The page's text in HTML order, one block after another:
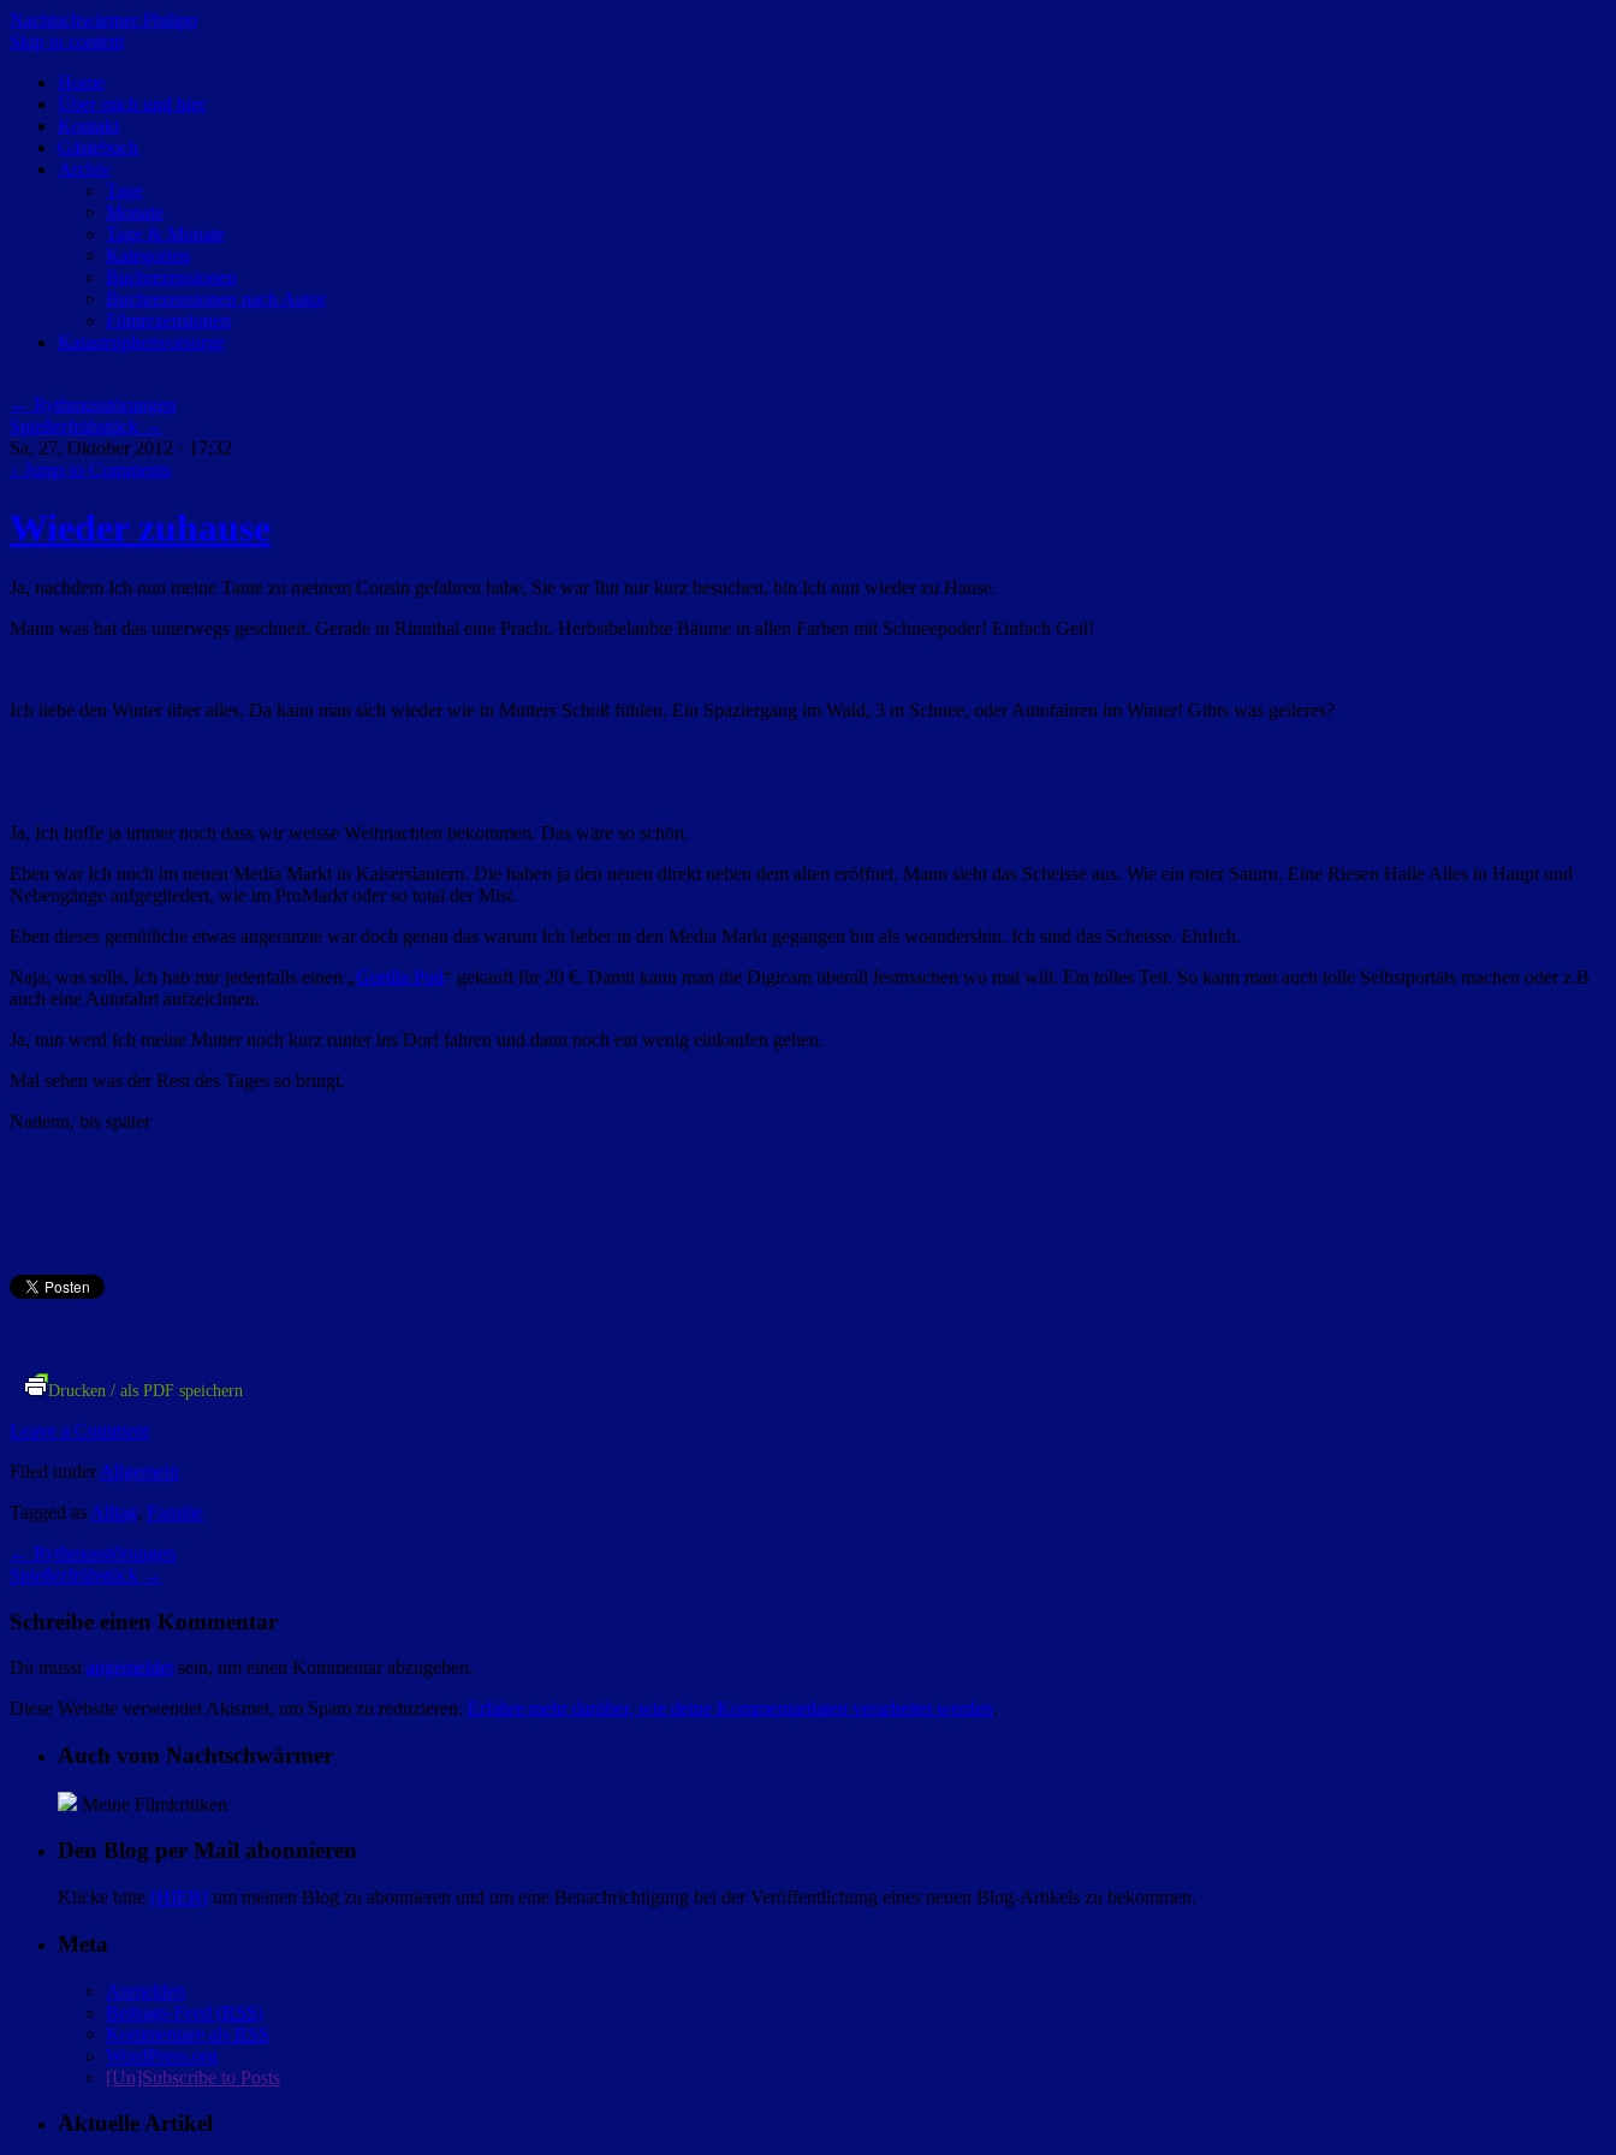
Nachtschwärmer Philipp
Skip to content
Home
Über mich und hier
Kontakt
Gästebuch
Archiv
Tage
Monate
Tage & Monate
Kategorien
Buchrezensionen
Buchrezensionen nach Autor
Filmrezensionen
Katastrophenvorsorge
← Rythmusstörungen
Spießerfrühstück →
Sa. 27. Oktober 2012 · 17:32
↓ Jump to Comments
Wieder zuhause
Ja, nachdem Ich nun meine Tante zu meinem Cousin gefahren habe, Sie war Ihn nur kurz besuchen, bin Ich nun wieder zu Hause.
Mann was hat das unterwegs geschneit. Gerade in Rinnthal eine Pracht. Herbstbelaubte Bäume in allen Farben mit Schneepuder! Einfach Geil!
Ich liebe den Winter über alles. Da kann man sich wieder wie in Mutters Schoß fühlen. Ein Spaziergang im Wald, 3 m Schnee, oder Autofahren im Winter! Gibts was geileres?
Ja, Ich hoffe ja immer noch dass wir weisse Weihnachten bekommen. Das wäre so schön.
Eben war Ich noch im neuen Media Markt in Kaiserslautern. Die haben ja den neuen direkt neben dem alten eröffnet. Mann sieht das Scheisse aus. Wie ein roter Saturn. Eine Riesen Halle Alles in Haupt und
Nebengänge aufgegliedert, wie im ProMarkt oder so total der Mist.
Eben dieses gemütliche etwas angeranzte war doch genau das warum Ich lieber in den Media Markt gegangen bin als woandershin. Ich sind das Scheisse. Ehrlich.
Naja, was solls. Ich hab mir jedenfalls einen „Gorilla Pod“ gekauft für 20 €. Damit kann man die Digicam überall festmachen wo mal will. Ein tolles Teil. So kann man auch tolle Selbstportäts machen oder z.B
auch eine Autofahrt aufzeichnen.
Ja, nun werd Ich meine Mutter noch kurz runter ins Dorf fahren und dann noch ein wenig einkaufen gehen.
Mal sehen was der Rest des Tages so bringt.
Nadenn, bis später
Drucken / als PDF speichern
Leave a Comment
Filed under Allgemein
Tagged as Alltag, Familie
← Rythmusstörungen
Spießerfrühstück →
Schreibe einen Kommentar
Du musst angemeldet sein, um einen Kommentar abzugeben.
Diese Website verwendet Akismet, um Spam zu reduzieren. Erfahre mehr darüber, wie deine Kommentardaten verarbeitet werden.
Auch vom Nachtschwärmer
Meine Filmkritiken
Den Blog per Mail abonnieren
Klicke bitte [HIER] um meinen Blog zu abonnieren und um eine Benachrichtigung bei der Veröffentlichung eines neuen Blog-Artikels zu bekommen.
Meta
Anmelden
Beitrags-Feed (RSS)
Kommentare als RSS
WordPress.org
[Un]Subscribe to Posts
Aktuelle Artikel